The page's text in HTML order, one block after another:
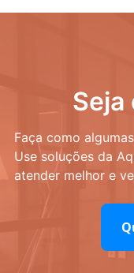
Seja
Faça como
Use soluções da
atender melhor e